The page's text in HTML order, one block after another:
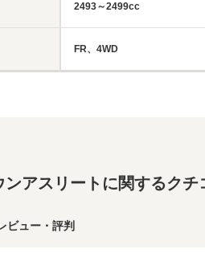
2493～2499cc
FR、4WD
ンアスリートに関するクチ
ビュー・評判